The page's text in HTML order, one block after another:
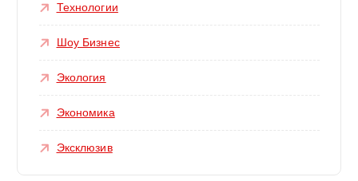
Технологии
Шоу Бизнес
Экология
Экономика
Эксклюзив